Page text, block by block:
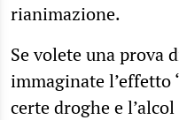
rianimazione.
Se volete una prova
immaginate l’effetto
certe droghe e